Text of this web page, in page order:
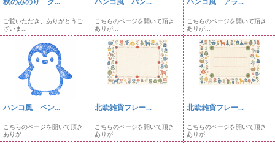
秋のみのり ク...
ご覧いただき、ありがとうご
ざいま...
ハンコ風 パン...
こちらのページを開いて頂き
ありが...
ハンコ風 アラ...
こちらのページを開いて頂き
ありが...
ハンコ風 ペン...
こちらのページを開いて頂き
ありが...
北欧雑貨フレー...
こちらのページを開いて頂き
ありが...
北欧雑貨フレー...
こちらのページを開いて頂き
ありが...